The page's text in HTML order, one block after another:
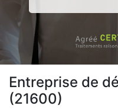
Entreprise de
(21600)